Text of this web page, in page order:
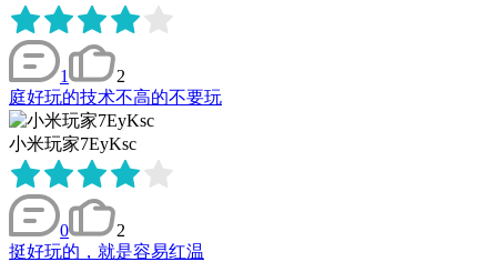
1
2
庭好玩的技术不高的不要玩
小米玩家7EyKsc
0
2
挺好玩的，就是容易红温